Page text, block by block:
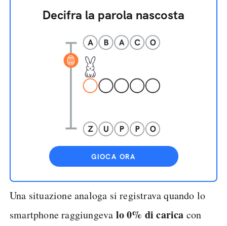
Decifra la parola nascosta
GIOCA ORA
Una situazione analoga si registrava quando lo
smartphone raggiungeva lo 0% di carica con